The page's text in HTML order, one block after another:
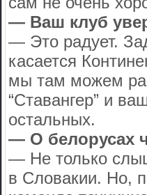
— Ваш клуб
— Это радует.
касается
мы там можем
“Ставангер” и
остальных.
— О белорусах
— Не только
в Словакии. Но,